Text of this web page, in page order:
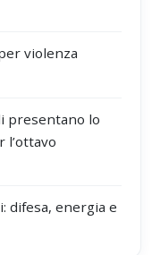
violenza
presentano lo
l’ottavo
difesa, energia e